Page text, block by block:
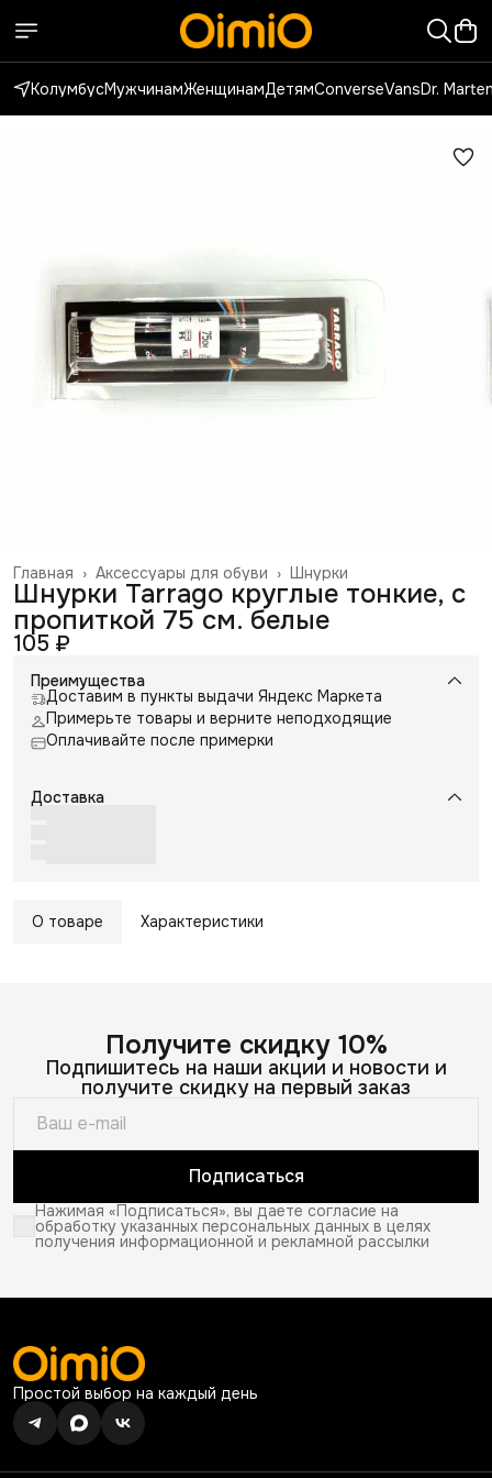
КолумбусМужчинамЖенщинамДетямConverseVansDr.
Шнурки
Аксессуары для обуви ›
Главная ›
Шнурки Tarrago круглые тонкие, с
пропиткой 75 см. белые
105 ₽
Преимущества
Доставим в пункты выдачи Яндекс Маркета
Примерьте товары и верните неподходящие
Оплачивайте после примерки
Доставка
О товаре Характеристики
Получите скидку 10%
Подпишитесь на наши акции и новости и
получите скидку на первый заказ
Подписаться
Нажимая «Подписаться», вы даете согласие на
обработку указанных персональных данных в целях
получения информационной и рекламной рассылки
Простой выбор на каждый день